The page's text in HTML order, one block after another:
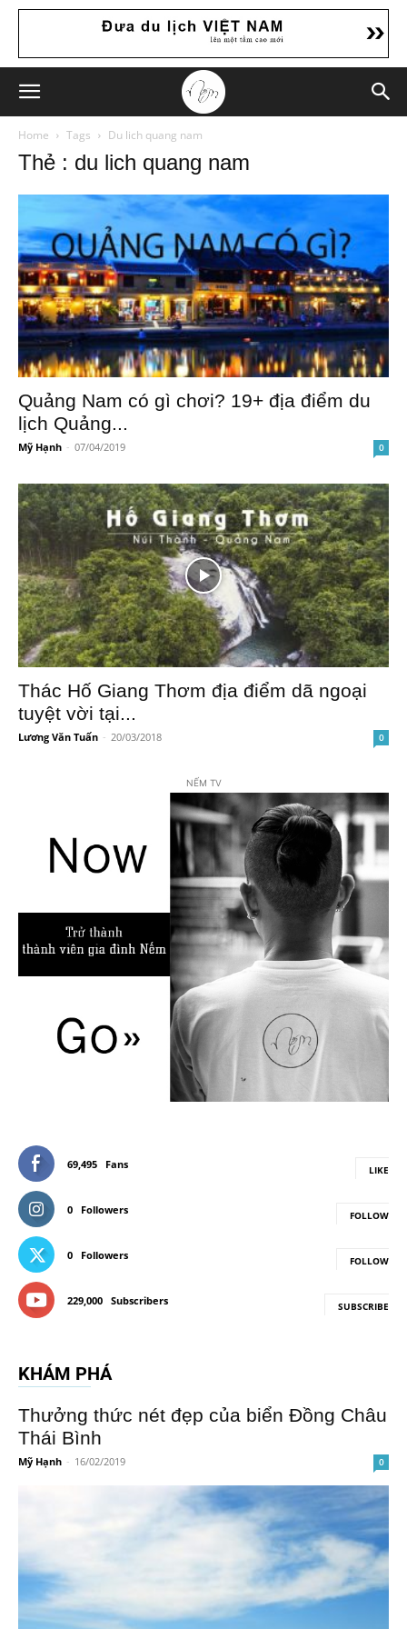
Home Tags Du lich quang nam
Thẻ : du lich quang nam
Quảng Nam có gì chơi? 19+ địa điểm du
lịch Quảng...
Mỹ Hạnh - 07/04/2019 0
Thác Hố Giang Thơm địa điểm dã ngoại
tuyệt vời tại...
Lương Văn Tuấn - 20/03/2018 0
NẾM TV
69,495 Fans LIKE
0 Followers FOLLOW
0 Followers FOLLOW
229,000 Subscribers SUBSCRIBE
KHÁM PHÁ
Thưởng thức nét đẹp của biển Đồng Châu
Thái Bình
Mỹ Hạnh - 16/02/2019 0